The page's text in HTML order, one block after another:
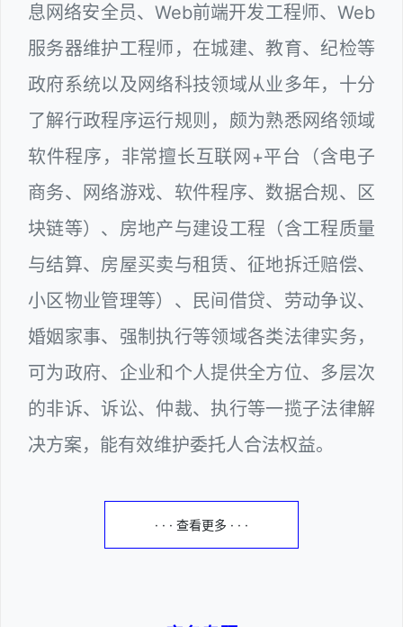
息网络安全员、Web前端开发工程师、Web
服务器维护工程师，在城建、教育、纪检等
政府系统以及网络科技领域从业多年，十分
了解行政程序运行规则，颇为熟悉网络领域
软件程序，非常擅长互联网+平台（含电子
商务、网络游戏、软件程序、数据合规、区
块链等）、房地产与建设工程（含工程质量
与结算、房屋买卖与租赁、征地拆迁赔偿、
小区物业管理等）、民间借贷、劳动争议、
婚姻家事、强制执行等领域各类法律实务，
可为政府、企业和个人提供全方位、多层次
的非诉、诉讼、仲裁、执行等一揽子法律解
决方案，能有效维护委托人合法权益。
· · · 查看更多 · · ·